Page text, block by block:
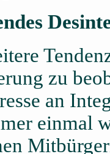
zu
an
einmal